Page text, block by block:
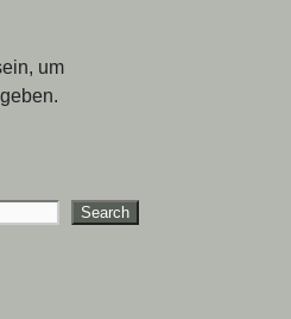
um
Search